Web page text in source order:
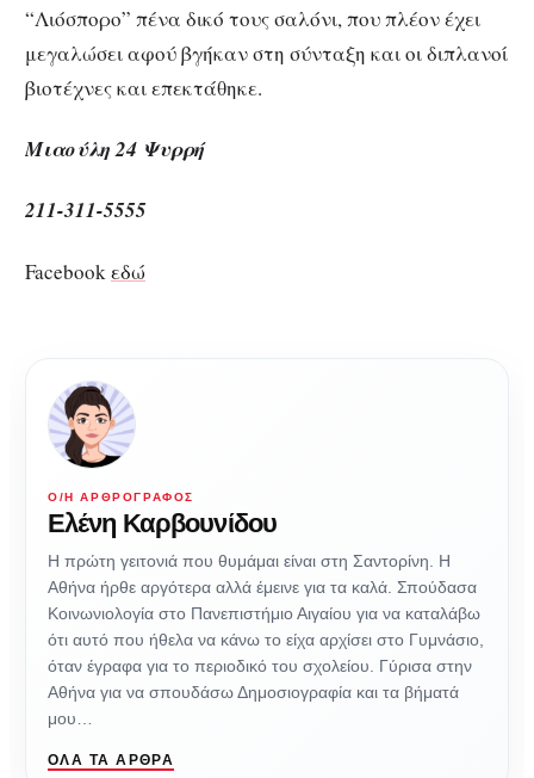
“Λιόσπορο” πένα δικό τους σαλόνι, που πλέον έχει
μεγαλώσει αφού βγήκαν στη σύνταξη και οι διπλανοί
βιοτέχνες και επεκτάθηκε.
Μιαούλη 24 Ψυρρή
211-311-5555
Facebookεδώ
Ο/Η ΑΡΘΡΟΓΡΆΦΟΣ
Ελένη Καρβουνίδου
Η πρώτη γειτονιά που θυμάμαι είναι στη Σαντορίνη. Η
Αθήνα ήρθε αργότερα αλλά έμεινε για τα καλά. Σπούδασα
Κοινωνιολογία στο Πανεπιστήμιο Αιγαίου για να καταλάβω
ότι αυτό που ήθελα να κάνω το είχα αρχίσει στο Γυμνάσιο,
όταν έγραφα για το περιοδικό του σχολείου. Γύρισα στην
Αθήνα για να σπουδάσω Δημοσιογραφία και τα βήματά
μου…
ΌΛΑ ΤΑ ΆΡΘΡΑ